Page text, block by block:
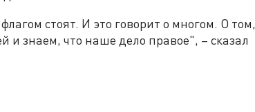
стоят. И это говорит о многом. О том,
знаем, что наше дело правое", – сказал